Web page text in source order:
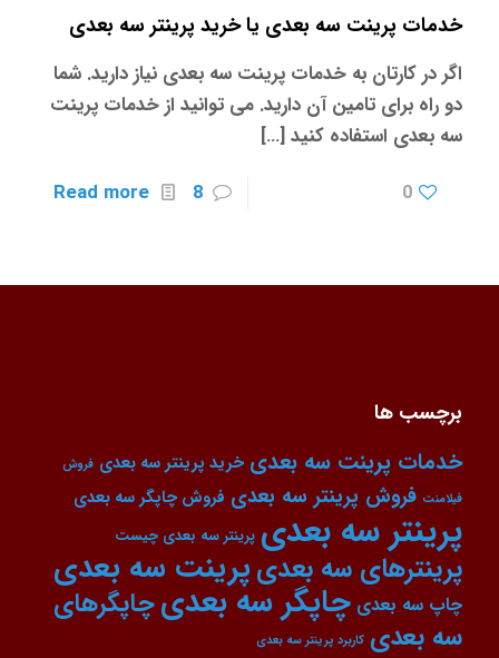
خدمات پرینت سه بعدی یا خرید پرینتر سه بعدی
اگر در کارتان به خدمات پرینت سه بعدی نیاز دارید. شما
دو راه برای تامین آن دارید. می توانید از خدمات پرینت
سه بعدی استفاده کنید[…]
0
8
Read more
برچسب ها
خدمات پرینت سه بعدی خرید پرینتر سه بعدی فروش
فیلامنت فروش پرینتر سه بعدی فروش چاپگر سه بعدی
پرینتر سه بعدی پرینتر سه بعدی چیست
پرینترهای سه بعدیپرینت سه بعدی
چاپ سه بعدی چاپگر سه بعدیچاپگرهای
سه بعدی کاربرد پرینتر سه بعدی